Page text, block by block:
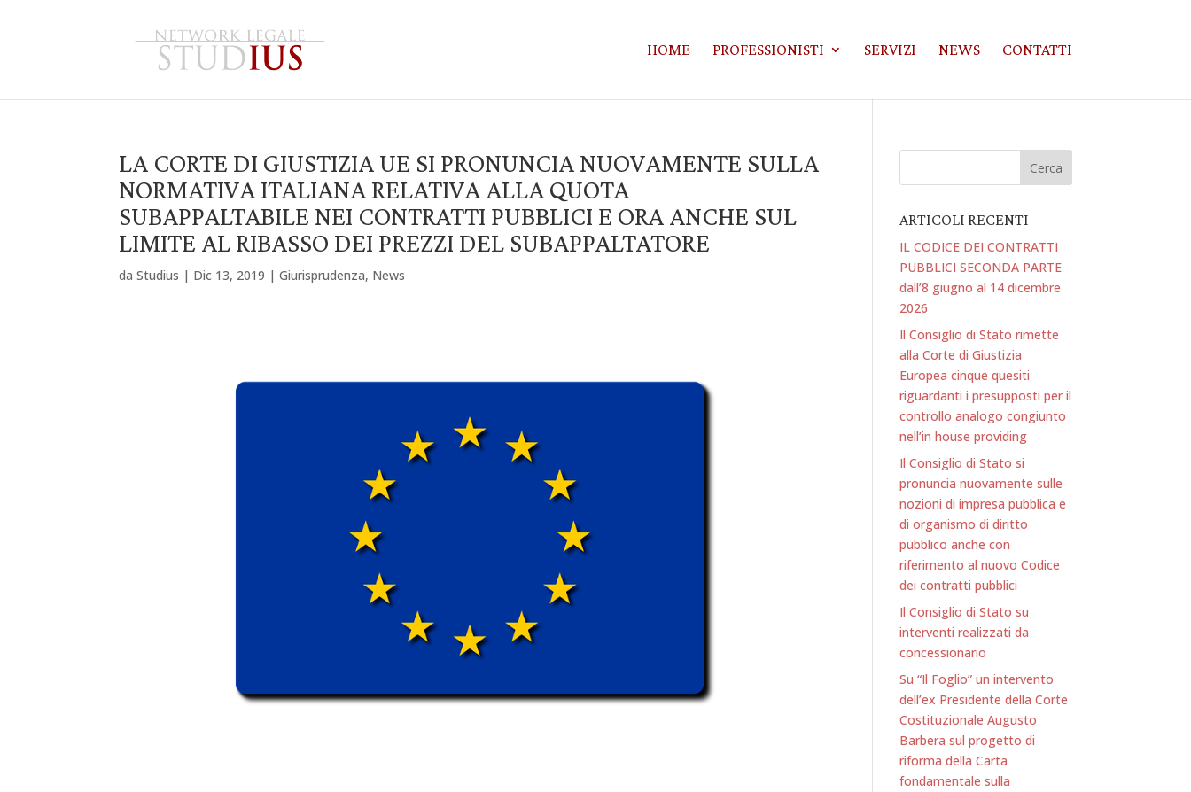
HOME PROFESSIONISTI SERVIZI NEWS CONTATTI
LA CORTE DI GIUSTIZIA UE SI PRONUNCIA NUOVAMENTE SULLA
NORMATIVA ITALIANA RELATIVA ALLA QUOTA
SUBAPPALTABILE NEI CONTRATTI PUBBLICI E ORA ANCHE SUL
LIMITE AL RIBASSO DEI PREZZI DEL SUBAPPALTATORE
daStudius | Dic 13, 2019 |Giurisprudenza, News
ARTICOLI RECENTI
IL CODICE DEI CONTRATTI
PUBBLICI SECONDA PARTE
dall’8 giugno al 14 dicembre
2026
Il Consiglio di Stato rimette
alla Corte di Giustizia
Europea cinque quesiti
riguardanti i presupposti per il
controllo analogo congiunto
nell’in house providing
Il Consiglio di Stato si
pronuncia nuovamente sulle
nozioni di impresa pubblica e
di organismo di diritto
pubblico anche con
riferimento al nuovo Codice
dei contratti pubblici
Il Consiglio di Stato su
interventi realizzati da
concessionario
Su “Il Foglio” un intervento
dell’ex Presidente della Corte
Costituzionale Augusto
Barbera sul progetto di
riforma della Carta
fondamentale sulla